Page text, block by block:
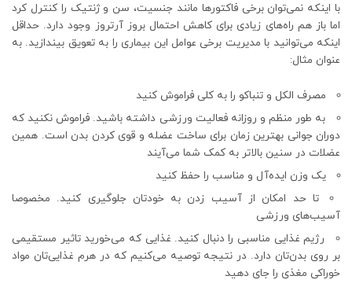
با اینکه نمی‌توان برخی فاکتورها مانند جنسیت، سن و ژنتیک را کنترل کرد
اما باز هم راه‌های زیادی برای کاهش احتمال بروز آرتروز وجود دارد. حداقل
اینکه می‌توانید با مدیریت برخی عوامل این بیماری را به تعویق بیندازید. به
عنوان مثال:
مصرف الکل و تنباکو را به کلی فراموش کنید
به طور منظم و روزانه فعالیت ورزشی داشته باشید. فراموش نکنید که
دوران جوانی بهترین زمان برای ساخت عضله و قوی کردن بدن است. همین
عضلات در سنین بالاتر به کمک شما می‌آیند
یک وزن ایده‌آل و مناسب را حفظ کنید
تا حد امکان از آسیب زدن به خودتان جلوگیری کنید. مخصوصا
آسیب‌های ورزشی
رژیم غذایی مناسبی را دنبال کنید. غذایی که می‌خورید تاثیر مستقیمی
بر روی بدن‌تان دارد. در نتیجه توصیه می‌کنیم که در هرم غذایی‌تان مواد
خوراکی مغذی را جای دهید